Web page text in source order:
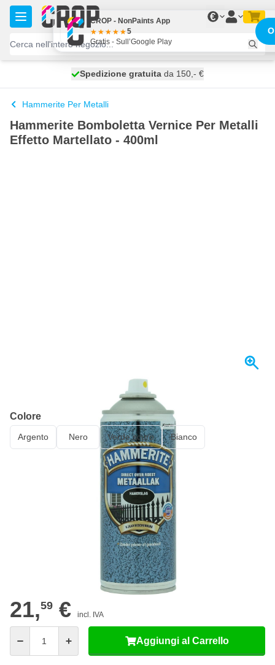
Salta al contenuto
€
spedito oggi
Spedizione gratuita da 150,- €
100 giorni
Hammerite Per Metalli
Hammerite Bomboletta Vernice Per Metalli
Effetto Martellato - 400ml
Colore
Argento Nero Verde scuro Bianco
RISPARMIA IL 2%
RISPARMIA IL 3%
RISPARMIA IL 5%
21,59 € incl. IVA
Aggiungi al Carrello
CROP - NonPaints App
5
Gratis - Sull’Google Play